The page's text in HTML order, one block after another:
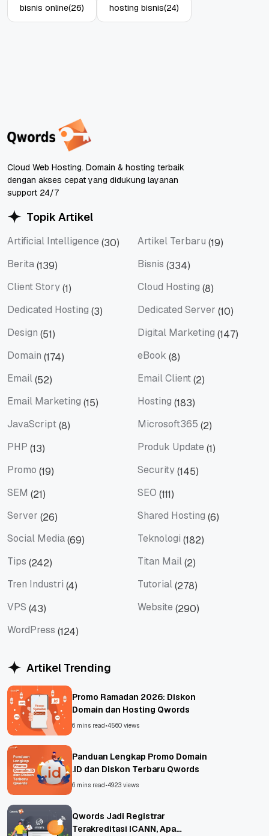
bisnis online(26) hosting bisnis(24)
Cloud Web Hosting. Domain & hosting terbaik
dengan akses cepat yang didukung layanan
support 24/7
Topik Artikel
Artificial Intelligence (30) Artikel Terbaru (19)
Berita(139) Bisnis (334)
Client Story(1) Cloud Hosting (8)
Dedicated Hosting (3) Dedicated Server (10)
Design (51) Digital Marketing (147)
Domain (174) eBook (8)
Email(52) Email Client(2)
Email Marketing (15) Hosting (183)
JavaScript(8) Microsoft365 (2)
PHP (13) Produk Update (1)
Promo (19) Security(145)
SEM (21) SEO (111)
Server (26) Shared Hosting (6)
Social Media(69) Teknologi (182)
Tips (242) Titan Mail(2)
Tren Industri (4) Tutorial(278)
VPS (43) Website (290)
WordPress (124)
Artikel Trending
Promo Ramadan 2026: Diskon
Domain dan Hosting Qwords
6 mins read•4560 views
Panduan Lengkap Promo Domain
.ID dan Diskon Terbaru Qwords
6 mins read•4923 views
Qwords Jadi Registrar
Terakreditasi ICANN, Apa